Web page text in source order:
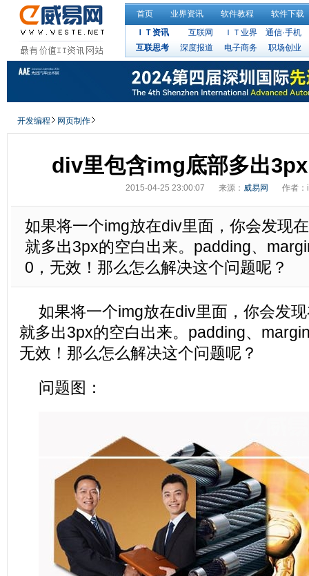
首页 业界资讯 软件教程
软件下载
ＩＴ资讯
互联网 ＩＴ业界
通信·手机
互联思考
深度报道 电子商务 职场创业
开发编程 网页制作
div里包含img底部多出
2015-04-25 23:00:07 来源： 威易网 作者
如果将一个img放在div里面，你会发现
就多出3px的空白出来。padding、
0，无效！那么怎么解决这个问题呢？
如果将一个img放在div里面，你会发
就多出3px的空白出来。padding、
无效！那么怎么解决这个问题呢？
问题图：